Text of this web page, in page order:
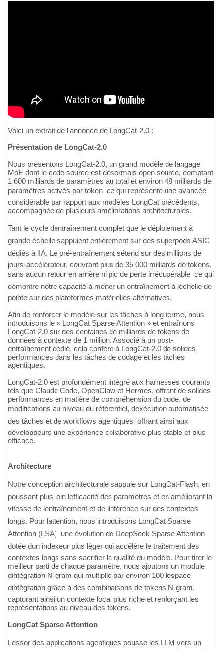
Voici un extrait de l'annonce de LongCat-2.0 :
Présentation de LongCat-2.0
Nous présentons LongCat-2.0, un grand modèle de langage
MoE dont le code source est désormais open source, comptant
1 600 milliards de paramètres au total et environ 48 milliards de
paramètres activés par token  ce qui représente une avancée
considérable par rapport aux modèles LongCat précédents,
accompagnée de plusieurs améliorations architecturales.
Tant le cycle dentraînement complet que le déploiement à
grande échelle sappuient entièrement sur des superpods ASIC
dédiés à lIA. Le pré-entraînement sétend sur des millions de
jours-accélérateur, couvrant plus de 35 000 milliards de tokens,
sans aucun retour en arrière ni pic de perte irrécupérable  ce qui
démontre notre capacité à mener un entraînement à léchelle de
pointe sur des plateformes matérielles alternatives.
Afin de renforcer le modèle sur les tâches à long terme, nous
introduisons le « LongCat Sparse Attention » et entraînons
LongCat-2.0 sur des centaines de milliards de tokens de
données à contexte de 1 million. Associé à un post-
entraînement dédié, cela confère à LongCat-2.0 de solides
performances dans les tâches de codage et les tâches
agentiques.
LongCat-2.0 est profondément intégré aux harnesses courants
tels que Claude Code, OpenClaw et Hermes, offrant de solides
performances en matière de compréhension du code, de
modifications au niveau du référentiel, dexécution automatisée
des tâches et de workflows agentiques  offrant ainsi aux
développeurs une expérience collaborative plus stable et plus
efficace.
Architecture
Notre conception architecturale sappuie sur LongCat-Flash, en
poussant plus loin lefficacité des paramètres et en améliorant la
vitesse de lentraînement et de linférence sur des contextes
longs. Pour lattention, nous introduisons LongCat Sparse
Attention (LSA)  une évolution de DeepSeek Sparse Attention
dotée dun indexeur plus léger qui accélère le traitement des
contextes longs sans sacrifier la qualité du modèle. Pour tirer le
meilleur parti de chaque paramètre, nous ajoutons un module
dintégration N-gram qui multiplie par environ 100 lespace
dintégration grâce à des combinaisons de tokens N-gram,
capturant ainsi un contexte local plus riche et renforçant les
représentations au niveau des tokens.
LongCat Sparse Attention
Lessor des applications agentiques pousse les LLM vers un